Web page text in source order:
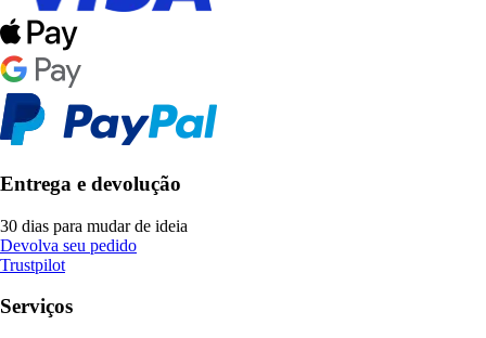
Entrega e devolução
30 dias para mudar de ideia
Devolva seu pedido
Trustpilot
Serviços